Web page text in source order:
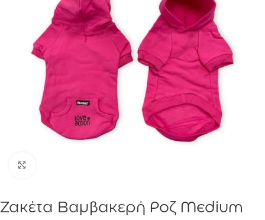
Ζακέτα Βαμβακερή Ροζ Medium